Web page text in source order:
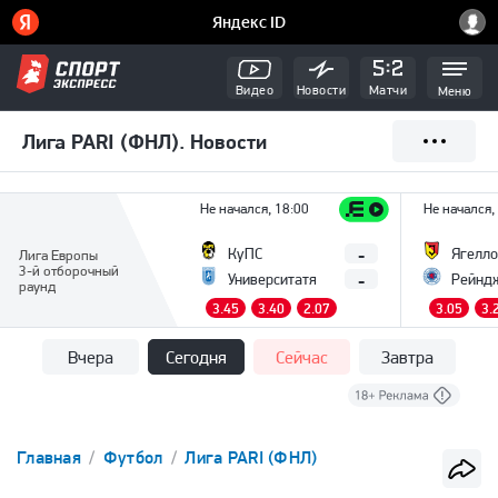
Видео Новости Матчи Меню
Лига PARI (ФНЛ). Новости
Лига Европы
3-й отборочный
раунд
Не начался, 18:00
КуПС
Университатя
-
-
3.45 3.40 2.07
Не
3.05
Вчера Сегодня Сейчас Завтра
Главная Футбол Лига PARI (ФНЛ)